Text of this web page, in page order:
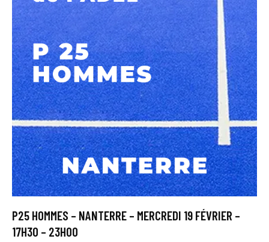
P25 HOMMES – NANTERRE – MERCREDI 19 FÉVRIER –
17H30 – 23H00